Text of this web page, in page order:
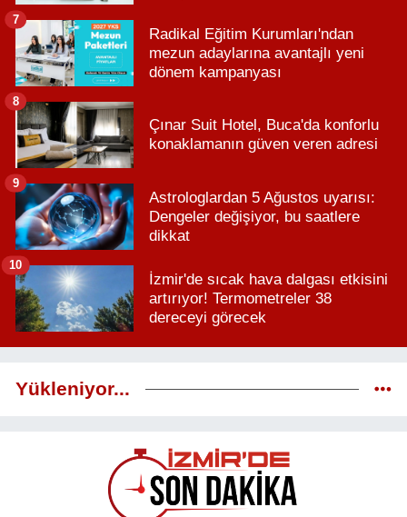
Radikal Eğitim Kurumları'ndan
mezun adaylarına avantajlı yeni
dönem kampanyası
7
Çınar Suit Hotel, Buca'da konforlu
konaklamanın güven veren adresi
8
Astrologlardan 5 Ağustos uyarısı:
Dengeler değişiyor, bu saatlere
dikkat
9
İzmir'de sıcak hava dalgası etkisini
artırıyor! Termometreler 38
dereceyi görecek
10
Yükleniyor...